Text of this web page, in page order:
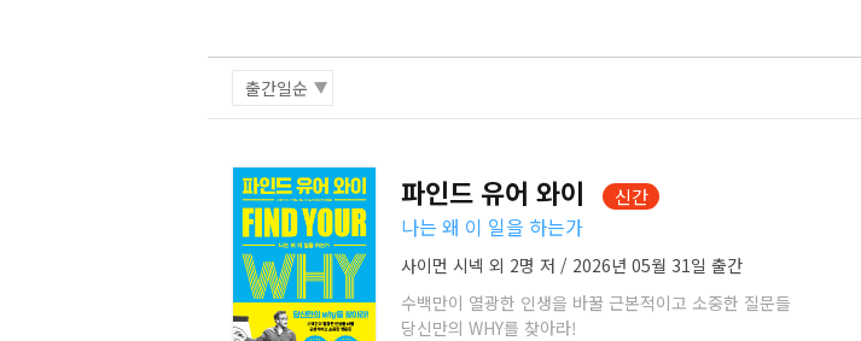
파인드 유어 와이
나는 왜 이 일을 하는가
사이먼 시넥 외 2명 저 / 2026년 05월 31일 출간
수백만이 열광한 인생을 바꿀 근본적이고 소중한 질문들
당신만의 WHY를 찾아라!